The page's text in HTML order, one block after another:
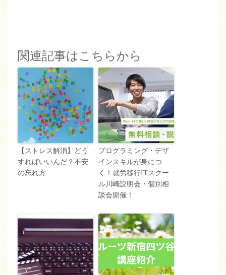
関連記事はこちらから
【ストレス解消】どう
すればいいんだ？不安
の忘れ方
プログラミング・デザ
インスキルが身につ
く！就労移行ITスクー
ル川崎説明会・個別相
談会開催！